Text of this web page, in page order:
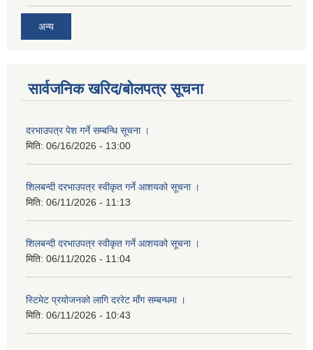
अन्य
सार्वजनिक खरिद/बोलपत्र सूचना
दरभाउपत्र पेश गर्ने सम्बन्धि सूचना ।
मिति: 06/16/2026 - 13:00
शिलबन्दी दरभाउपत्र स्वीकृत गर्ने आशयको सूचना ।
मिति: 06/11/2026 - 11:13
शिलबन्दी दरभाउपत्र स्वीकृत गर्ने आशयको सूचना ।
मिति: 06/11/2026 - 11:04
स्टिमेट प्रयोजनको लागि दररेट माँग सम्बन्धमा ।
मिति: 06/11/2026 - 10:43